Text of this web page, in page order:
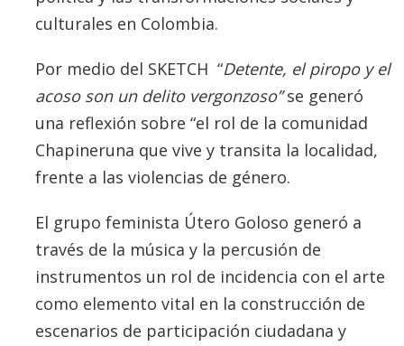
culturales en Colombia.
Por medio del SKETCH “Detente, el piropo y el
acoso son un delito vergonzoso”se generó
una reflexión sobre “el rol de la comunidad
Chapineruna que vive y transita la localidad,
frente a las violencias de género.
El grupo feminista Útero Goloso generó a
través de la música y la percusión de
instrumentos un rol de incidencia con el arte
como elemento vital en la construcción de
escenarios de participación ciudadana y